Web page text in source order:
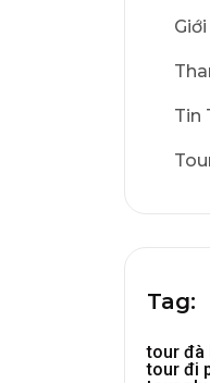
Tin
Tag:
tour đà
tour đi